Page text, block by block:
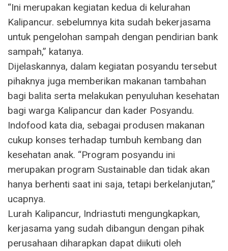
“Ini merupakan kegiatan kedua di kelurahan
Kalipancur. sebelumnya kita sudah bekerjasama
untuk pengelohan sampah dengan pendirian bank
sampah,” katanya.
Dijelaskannya, dalam kegiatan posyandu tersebut
pihaknya juga memberikan makanan tambahan
bagi balita serta melakukan penyuluhan kesehatan
bagi warga Kalipancur dan kader Posyandu.
Indofood kata dia, sebagai produsen makanan
cukup konses terhadap tumbuh kembang dan
kesehatan anak. “Program posyandu ini
merupakan program Sustainable dan tidak akan
hanya berhenti saat ini saja, tetapi berkelanjutan,”
ucapnya.
Lurah Kalipancur, Indriastuti mengungkapkan,
kerjasama yang sudah dibangun dengan pihak
perusahaan diharapkan dapat diikuti oleh